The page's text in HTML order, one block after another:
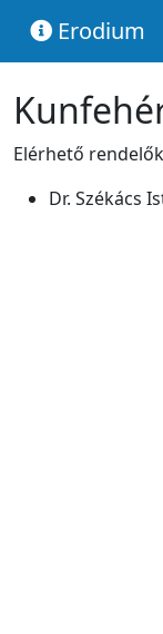
Erodium
Elérhető
Dr. Székács